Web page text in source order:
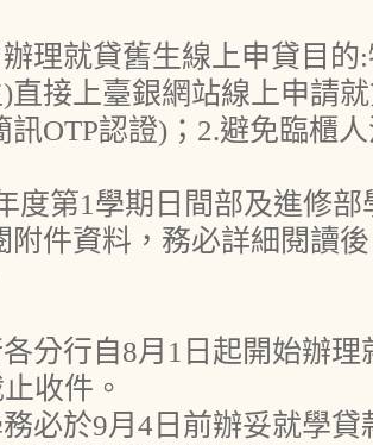
辦理就貸舊生線上申貸目
直接上臺銀網站線上申請
訊OTP認證)；2.避免臨櫃
度第1學期日間部及進修
附件資料，務必詳細閱讀
分行自8月1日起開始辦
收件。
必於9月4日前辦妥就學